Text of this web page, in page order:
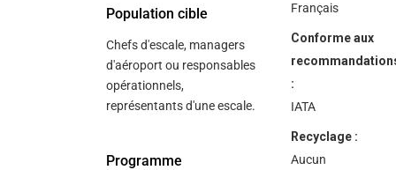
Population cible
Chefs d'escale, managers
d'aéroport ou responsables
opérationnels,
représentants d'une escale.
Programme
Français
Conforme aux
:
IATA
Recyclage :
Aucun